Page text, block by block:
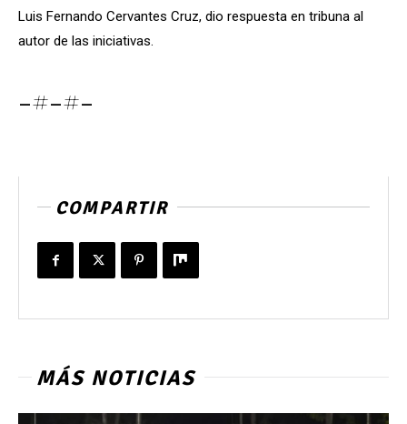
Luis Fernando Cervantes Cruz, dio respuesta en tribuna al
autor de las iniciativas.
-#-#-
COMPARTIR
MÁS NOTICIAS